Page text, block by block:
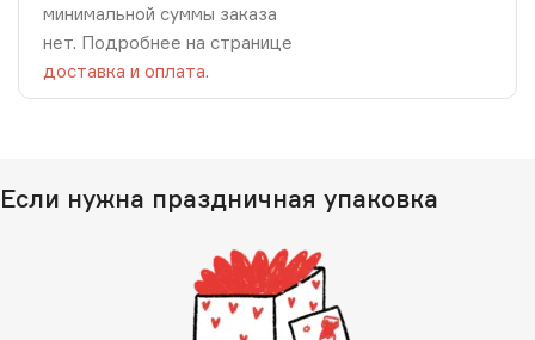
минимальной суммы заказа
нет. Подробнее на странице
доставка и оплата.
Если нужна праздничная упаковка